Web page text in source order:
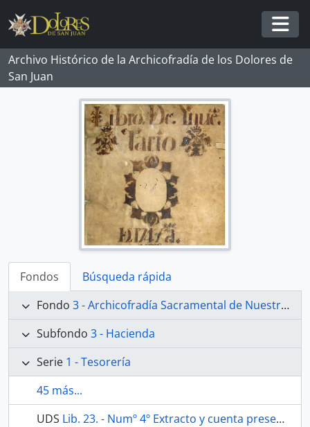
Skip to main content
Archivo Histórico de la Archicofradía de los Dolores de
San Juan
Fondos
Búsqueda rápida
Fondo 3 - Archicofradía Sacramental de Nuestra Señora de los Dolores
Subfondo 3 - Hacienda
Serie 1 - Tesorería
45 más...
UDS Lib. 23. - Numº 4º Extracto y cuenta presentada p.r Dn. Josef Sans de lo ocurrido p ª la Incorporación de esta hermandad a la Sacramental del Sr. Sn. Juan de esta Ciudad en 12 de Julio de 1802